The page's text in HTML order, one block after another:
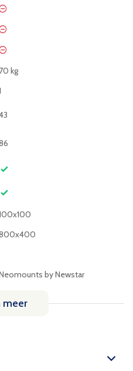
70 kg
by Newstar
meer